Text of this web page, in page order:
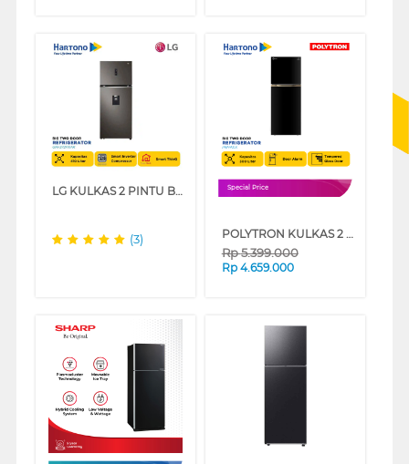
LG KULKAS 2 PINTU BESAR BIG 2 DOOR REFRIGERATOR GNF372PXAK
(3)
Special Price
POLYTRON KULKAS 2 PINTU BESAR BIG 2 DOOR REFRIGERATOR BELLEZA PRM431X
Rp5.399.000
Rp 4.659.000